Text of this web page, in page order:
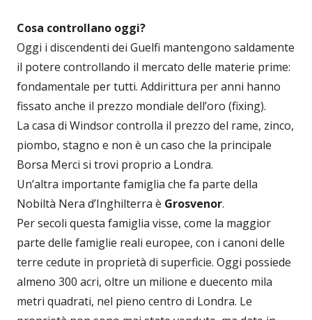
Cosa controllano oggi?
Oggi i discendenti dei Guelfi mantengono saldamente
il potere controllando il mercato delle materie prime:
fondamentale per tutti. Addirittura per anni hanno
fissato anche il prezzo mondiale dell’oro (fixing).
La casa di Windsor controlla il prezzo del rame, zinco,
piombo, stagno e non è un caso che la principale
Borsa Merci si trovi proprio a Londra.
Un’altra importante famiglia che fa parte della
Nobiltà Nera d’Inghilterra è Grosvenor.
Per secoli questa famiglia visse, come la maggior
parte delle famiglie reali europee, con i canoni delle
terre cedute in proprietà di superficie. Oggi possiede
almeno 300 acri, oltre un milione e duecento mila
metri quadrati, nel pieno centro di Londra. Le